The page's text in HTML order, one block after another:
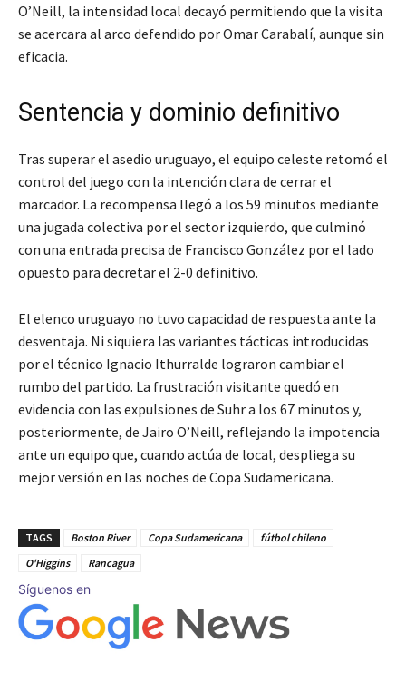
O’Neill, la intensidad local decayó permitiendo que la visita
se acercara al arco defendido por Omar Carabalí, aunque sin
eficacia.
Sentencia y dominio definitivo
Tras superar el asedio uruguayo, el equipo celeste retomó el
control del juego con la intención clara de cerrar el
marcador. La recompensa llegó a los 59 minutos mediante
una jugada colectiva por el sector izquierdo, que culminó
con una entrada precisa de Francisco González por el lado
opuesto para decretar el 2-0 definitivo.
El elenco uruguayo no tuvo capacidad de respuesta ante la
desventaja. Ni siquiera las variantes tácticas introducidas
por el técnico Ignacio Ithurralde lograron cambiar el
rumbo del partido. La frustración visitante quedó en
evidencia con las expulsiones de Suhr a los 67 minutos y,
posteriormente, de Jairo O’Neill, reflejando la impotencia
ante un equipo que, cuando actúa de local, despliega su
mejor versión en las noches de Copa Sudamericana.
TAGS Boston River Copa Sudamericana
fútbol chileno
O'Higgins
Rancagua
Síguenos en